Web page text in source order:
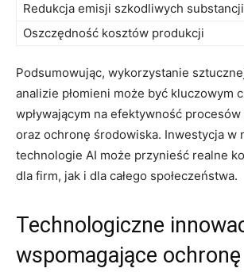
Redukcja ‍emisji ⁤szkodliwych substancji
Oszczędność kosztów produkcji
Podsumowując, wykorzystanie
analizie płomieni może być kluczowym
wpływającym na efektywność
‌oraz ochronę ⁤środowiska. Inwestycja w
‍technologie AI może przynieść ‌realne
dla firm, jak i dla całego społeczeństwa.
Technologiczne
wspomagające ochronę⁣